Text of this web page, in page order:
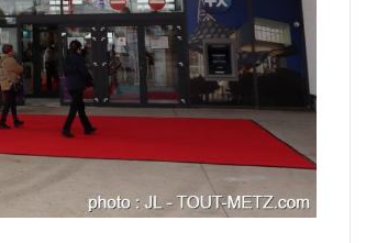
organisé
au
parc
archéologique
de
Bliesbruck
et
8
3 août 2026
Un festival de musique celte
organisé au parc archéologique
de Bliesbruck les 7 et 8 août